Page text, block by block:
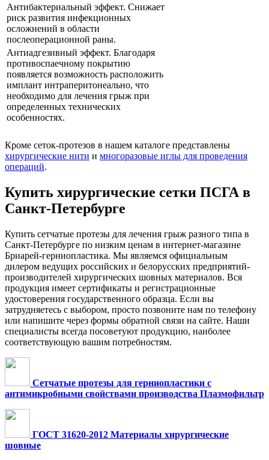
Антибактериальный эффект. Снижает
риск развития инфекционных
осложнений в области
послеоперационной раны.
Антиадгезивный эффект. Благодаря
противоспаечному покрытию
появляется возможность расположить
имплант интраперитонеально, что
необходимо для лечения грыж при
определенных технических
особенностях.
Кроме сеток-протезов в нашем каталоге представлены
хирургические нити и многоразовые иглы для проведения
операций.
Купить хирургические сетки ПСГА в
Санкт-Петербурге
Купить сетчатые протезы для лечения грыж разного типа в
Санкт-Петербурге по низким ценам в интернет-магазине
Бриарей-герниопластика. Мы являемся официальным
дилером ведущих российских и белорусских предприятий-
производителей хирургических шовных материалов. Вся
продукция имеет сертификаты и регистрационные
удостоверения государственного образца. Если вы
затрудняетесь с выбором, просто позвоните нам по телефону
или напишите через формы обратной связи на сайте. Наши
специалисты всегда посоветуют продукцию, наиболее
соответствующую вашим потребностям.
Сетчатые протезы для герниопластики с
антимикробными свойствами производства Плазмофильтр
ГОСТ 31620-2012 Материалы хирургические
шовные